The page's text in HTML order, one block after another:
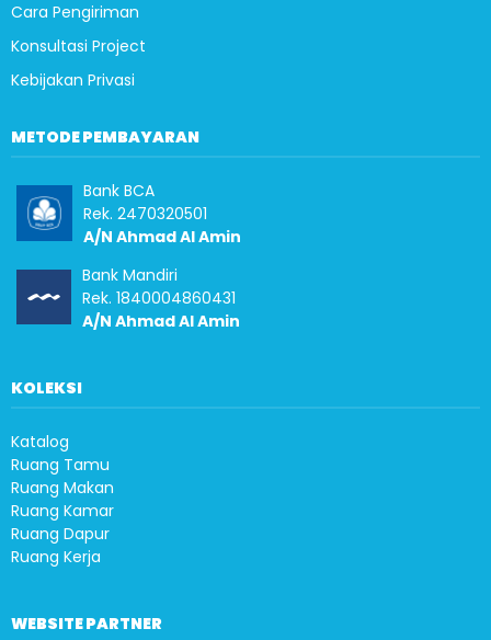
Cara Pengiriman
Konsultasi Project
Kebijakan Privasi
METODE PEMBAYARAN
Bank BCA
Rek. 2470320501
A/N Ahmad Al Amin
Bank Mandiri
Rek. 1840004860431
A/N Ahmad Al Amin
KOLEKSI
Katalog
Ruang Tamu
Ruang Makan
Ruang Kamar
Ruang Dapur
Ruang Kerja
WEBSITE PARTNER